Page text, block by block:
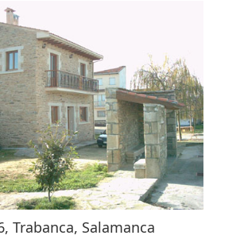
Trabanca, Salamanca